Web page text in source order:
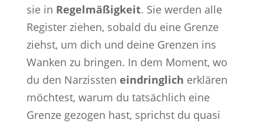
sie in Regelmäßigkeit. Sie werden alle
Register ziehen, sobald du eine Grenze
ziehst, um dich und deine Grenzen ins
Wanken zu bringen. In dem Moment, wo
du den Narzissten eindringlich erklären
möchtest, warum du tatsächlich eine
Grenze gezogen hast, sprichst du quasi